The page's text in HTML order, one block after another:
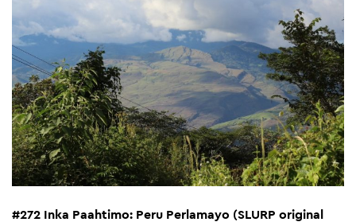
#272 Inka Paahtimo: Peru Perlamayo (SLURP original